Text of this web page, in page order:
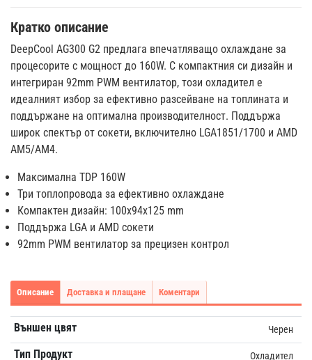
Кратко описание
DeepCool AG300 G2 предлага впечатляващо охлаждане за
процесорите с мощност до 160W. С компактния си дизайн и
интегриран 92mm PWM вентилатор, този охладител е
идеалният избор за ефективно разсейване на топлината и
поддържане на оптимална производителност. Поддържа
широк спектър от сокети, включително LGA1851/1700 и AMD
AM5/AM4.
Максимална TDP 160W
Три топлопровода за ефективно охлаждане
Компактен дизайн: 100x94x125 mm
Поддържа LGA и AMD сокети
92mm PWM вентилатор за прецизен контрол
Описание Доставка и плащане Коментари
Външен цвят Черен
Тип Продукт Охладител